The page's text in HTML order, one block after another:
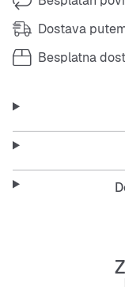
Dostava
Besplatna